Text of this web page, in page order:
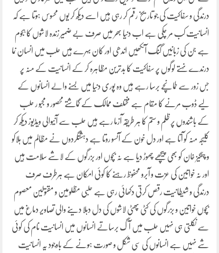
درندگی و سفاکیت کی جو تاریخ رقم کر رہی ہیں اسے دیکھ کر یوں محسوس ہوتا ہے کہ
انسانیت کب مر چکی ہے اب دنیا بھر میں صرف بے ضمیر زندہ لاشوں کا ہجوم
ہے جن کی زبانیں گنگ آنکھیں اندھی اور کان بہرے ہیں حلب میں انسان نما
درندے نہتے لوگوں پر سفاکیت کا بدترین مظاہرہ کر کے انسانیت کے منہ پر
جس زور سے طمانچے برسا رہے ہیں وہ پوری دنیا میں بسنے والے انسانوں کے
لیے ڈوب مرنے کا مقام ہے مختلف ممالک کے گماشتے محصور و مجبو ر حلب
کے باشندوں پر ظلم و ستم کا ہر طریقہ آزما رہے ہیں حلب سے آنیوالی ویڈیوز دیکھ کر
کلیجہ منہ کو آتا ہے اور دل خون کے آنسو روتا ہے دہشتگردوں نے مظالم میں ہلاکو
و چنگیز خان کو بھی پیچھے چھوڑ دیا ہے نہ بچوں اور بزرگوں کے لاشے سلامت ہیں
اور نہ خواتین کی عزت و آبرو محفوظ رہنے کا کوئی امکان ہے ہرطرف صرف
درندگی و شیطانیت رقص کرتی دکھائی رہی ہے حلبی مظلومین و مقتولین معصوم
بچوں خواتین و بزرگوں کی کٹی پھٹی لاشوں کی دل دہلا دینے والی تصاویر دماغ میں
سے نکلتی ہی نہیں حلب میں آگ برساتے انسانوں میں انسانیت نام کی کوئی
شے نہیں ہے انسانوں کی سی شکل و صورت ہونے کے باوجود یہ انسانیت